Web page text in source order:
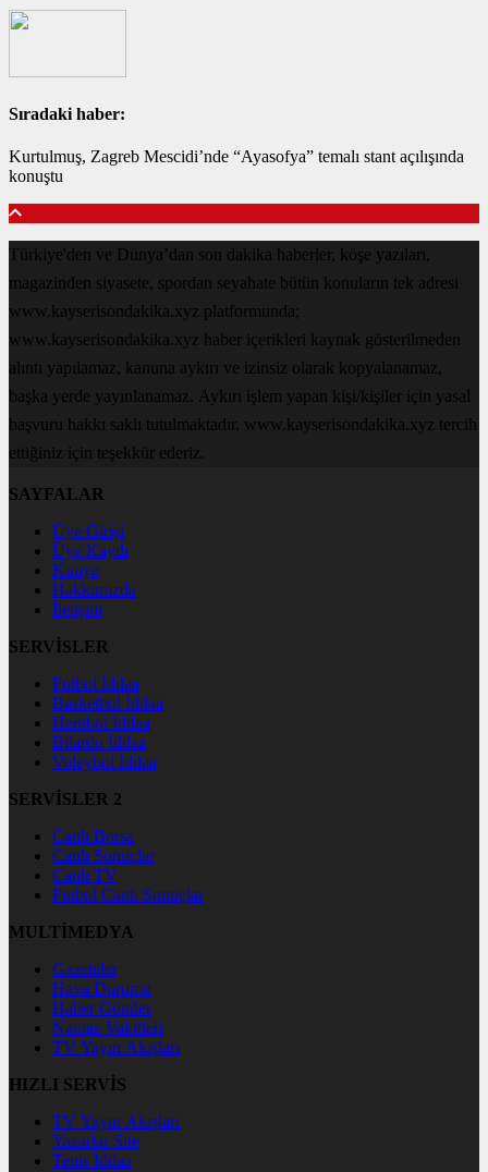
Sıradaki haber:
Kurtulmuş, Zagreb Mescidi’nde “Ayasofya” temalı stant açılışında
konuştu
Türkiye'den ve Dünya’dan son dakika haberler, köşe yazıları,
magazinden siyasete, spordan seyahate bütün konuların tek adresi
www.kayserisondakika.xyz platformunda;
www.kayserisondakika.xyz haber içerikleri kaynak gösterilmeden
alıntı yapılamaz, kanuna aykırı ve izinsiz olarak kopyalanamaz,
başka yerde yayınlanamaz. Aykırı işlem yapan kişi/kişiler için yasal
başvuru hakkı saklı tutulmaktadır. www.kayserisondakika.xyz tercih
ettiğiniz için teşekkür ederiz.
SAYFALAR
Üye Girişi
Üye Kaydı
Künye
Hakkımızda
İletişim
SERVİSLER
Futbol İddaa
Basketbol İddaa
Hentbol İddaa
Bilardo İddaa
Voleybol İddaa
SERVİSLER 2
Canlı Borsa
Canlı Sonuçlar
Canlı TV
Futbol Canlı Sonuçlar
MULTİMEDYA
Gazeteler
Hava Durumu
Haber Gönder
Namaz Vakitleri
TV Yayın Akışları
HIZLI SERVİS
TV Yayın Akışları
Yazarlar Site
Tenis İddaa